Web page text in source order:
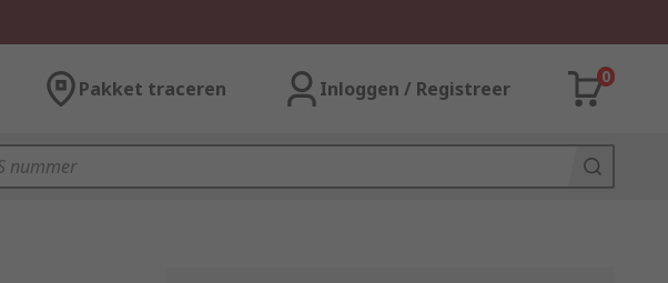
Pakket traceren Inloggen / Registreer
0